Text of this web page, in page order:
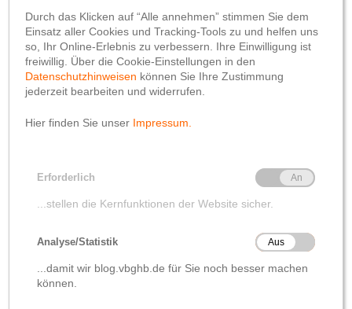
Von den
Warengenossenschaften
zum Raiffeisen-Markt